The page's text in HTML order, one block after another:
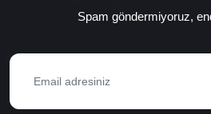
Spam göndermiyoruz,